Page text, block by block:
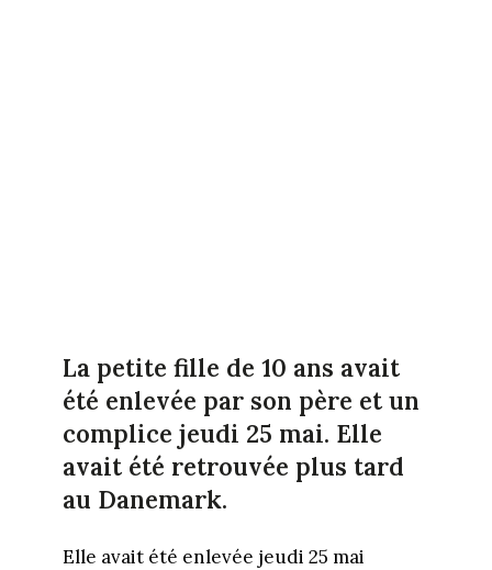
La petite fille de 10 ans avait
été enlevée par son père et un
complice jeudi 25 mai. Elle
avait été retrouvée plus tard
au Danemark.
Elle avait été enlevée jeudi 25 mai